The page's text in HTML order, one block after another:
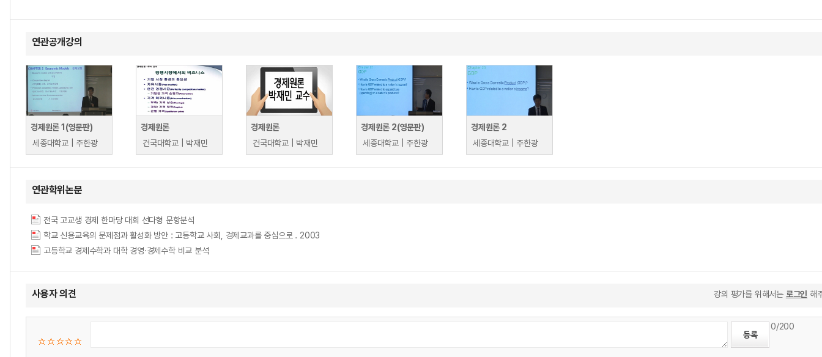
연관공개강의
경제원론 1(영문판)
세종대학교 | 주한광
경제원론
건국대학교 | 박재민
경제원론
건국대학교 | 박재민
경제원론 2(영문판)
세종대학교 | 주한광
경제원론 2
세종대학교 | 주한광
연관학위논문
전국 고교생 경제 한마당 대회 선다형 문항분석
학교 신용교육의 문제점과 활성화 방안 : 고등학교 사회, 경제교과를 중심으로 . 2003
고등학교 경제수학과 대학 경영·경제수학 비교 분석
사용자 의견 강의 평가를 위해서는 로그인 해
0/200